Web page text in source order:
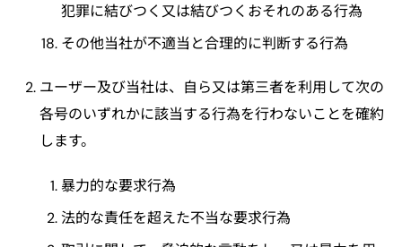
犯罪に結びつく又は結びつくおそれのある行為
その他当社が不適当と合理的に判断する行為
ユーザー及び当社は、自ら又は第三者を利用して次の
各号のいずれかに該当する行為を行わないことを確約
します。
暴力的な要求行為
法的な責任を超えた不当な要求行為